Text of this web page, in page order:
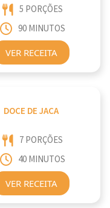
5 PORÇÕES
90 MINUTOS
VER RECEITA
DOCE DE JACA
7 PORÇÕES
40 MINUTOS
VER RECEITA